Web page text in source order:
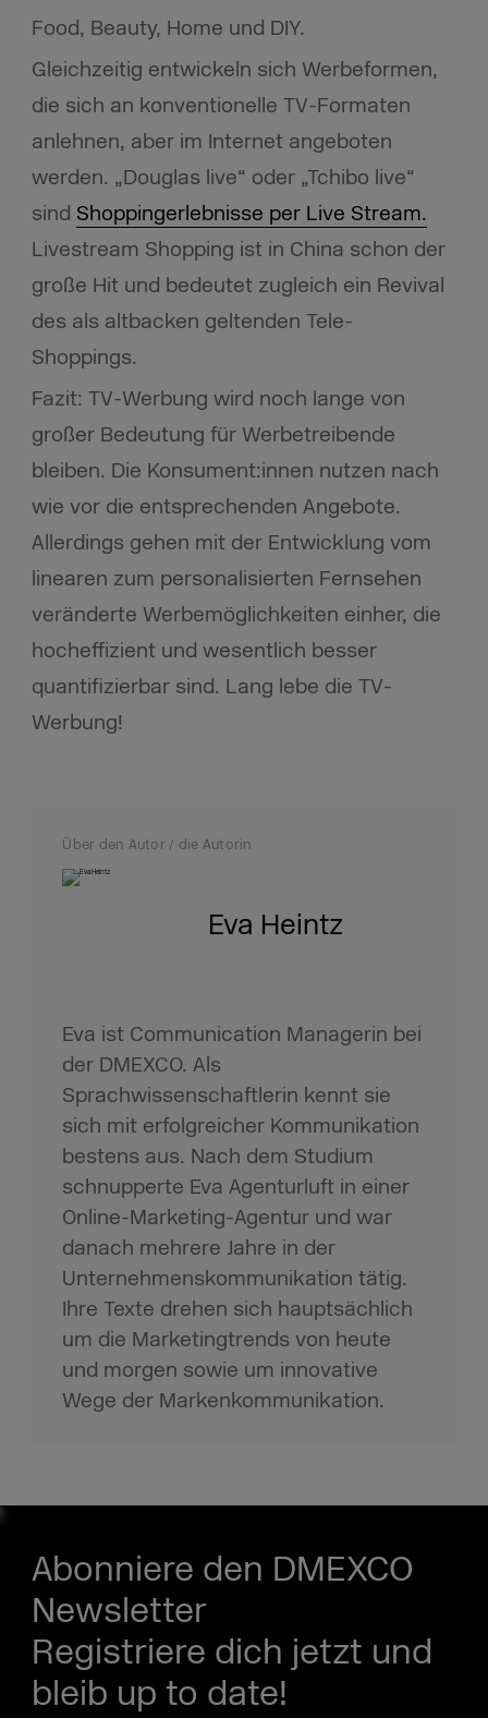
Food, Beauty, Home und DIY.
Gleichzeitig entwickeln sich Werbeformen,
die sich an konventionelle TV-Formaten
anlehnen, aber im Internet angeboten
werden. „Douglas live“ oder „Tchibo live“
sind Shoppingerlebnisse per Live Stream.
Livestream Shopping ist in China schon der
große Hit und bedeutet zugleich ein Revival
des als altbacken geltenden Tele-
Shoppings.
Fazit: TV-Werbung wird noch lange von
großer Bedeutung für Werbetreibende
bleiben. Die Konsument:innen nutzen nach
wie vor die entsprechenden Angebote.
Allerdings gehen mit der Entwicklung vom
linearen zum personalisierten Fernsehen
veränderte Werbemöglichkeiten einher, die
hocheffizient und wesentlich besser
quantifizierbar sind. Lang lebe die TV-
Werbung!
Über den Autor / die Autorin
Eva Heintz
Eva ist Communication Managerin bei
der DMEXCO. Als
Sprachwissenschaftlerin kennt sie
sich mit erfolgreicher Kommunikation
bestens aus. Nach dem Studium
schnupperte Eva Agenturluft in einer
Online-Marketing-Agentur und war
danach mehrere Jahre in der
Unternehmenskommunikation tätig.
Ihre Texte drehen sich hauptsächlich
um die Marketingtrends von heute
und morgen sowie um innovative
Wege der Markenkommunikation.
Abonniere den DMEXCO
Newsletter
Registriere dich jetzt und
bleib up to date!